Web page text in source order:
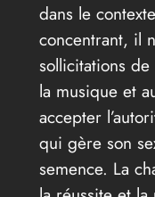
dans le
concentrant, il
sollicitations
la musique et
accepter
qui gère son
semence. La